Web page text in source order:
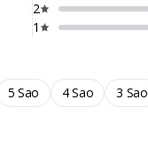
2
1
5 Sao 4 Sao 3 Sao